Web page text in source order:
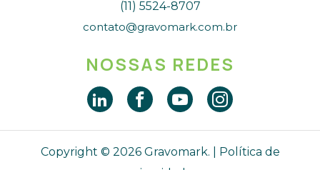
(11) 5524-8707
contato@gravomark.com.br
NOSSAS REDES
Copyright © 2026 Gravomark. |
Política de